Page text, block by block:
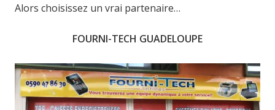
Alors choisissez un vrai partenaire…
FOURNI-TECH GUADELOUPE